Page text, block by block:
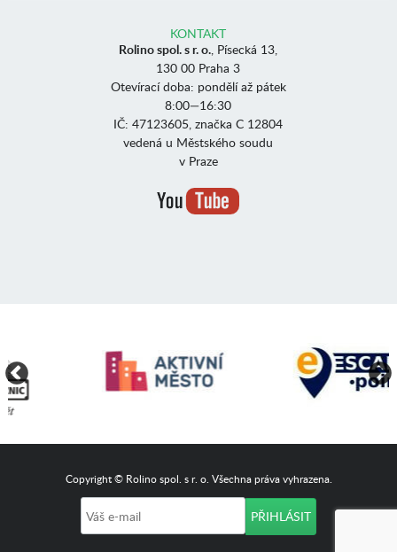
KONTAKT
Rolino spol. s r. o., Písecká 13,
130 00 Praha 3
Otevírací doba: pondělí až pátek
8:00—16:30
IČ: 47123605, značka C 12804
vedená u Městského soudu
v Praze
Copyright © Rolino spol. s r. o. Všechna práva vyhrazena.